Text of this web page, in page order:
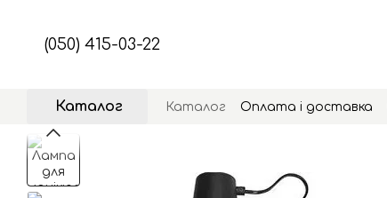
(050) 415-03-22
Каталог Каталог Оплата і доставка